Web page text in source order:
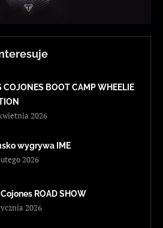
COJONES BOOT CAMP WHEELIE
2026
wygrywa IME
2026
ROAD SHOW
2026